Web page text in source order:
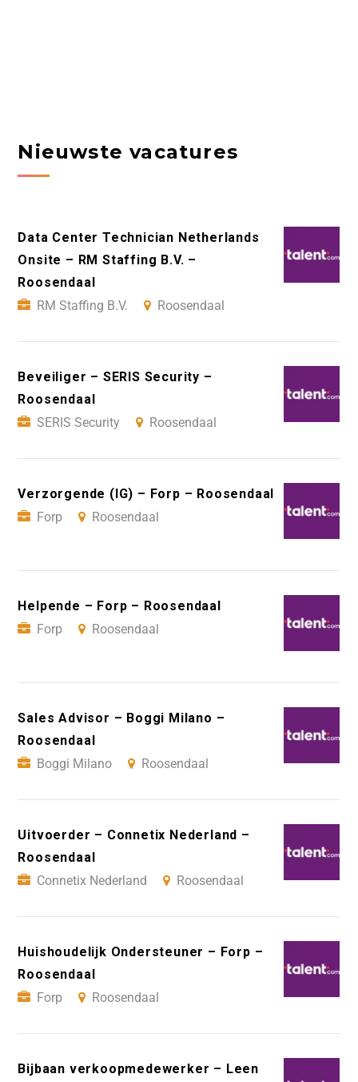
Nieuwste vacatures
Data Center Technician Netherlands
Onsite – RM Staffing B.V. –
Roosendaal
RM Staffing B.V.
Roosendaal
Beveiliger – SERIS Security –
Roosendaal
SERIS Security
Roosendaal
Verzorgende (IG) – Forp – Roosendaal
Forp
Roosendaal
Helpende – Forp – Roosendaal
Forp
Roosendaal
Sales Advisor – Boggi Milano –
Roosendaal
Boggi Milano
Roosendaal
Uitvoerder – Connetix Nederland –
Roosendaal
Connetix Nederland
Roosendaal
Huishoudelijk Ondersteuner – Forp –
Roosendaal
Forp
Roosendaal
Bijbaan verkoopmedewerker – Leen